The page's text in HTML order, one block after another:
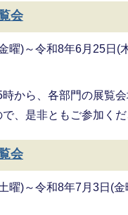
会
曜)～令和8年6月25日(
から、各部門の展覧
、是非ともご参加くだ
会
曜)～令和8年7月3日(